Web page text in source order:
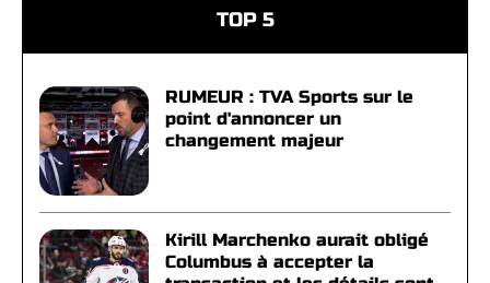
TOP 5
RUMEUR : TVA Sports sur le
point d'annoncer un
changement majeur
Kirill Marchenko aurait obligé
Columbus à accepter la